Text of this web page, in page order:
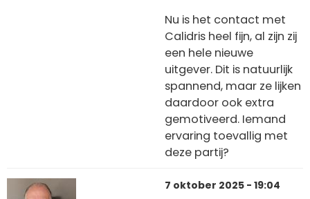
Nu is het contact met
Calidris heel fijn, al zijn zij
een hele nieuwe
uitgever. Dit is natuurlijk
spannend, maar ze lijken
daardoor ook extra
gemotiveerd. Iemand
ervaring toevallig met
deze partij?
7 oktober 2025 - 19:04